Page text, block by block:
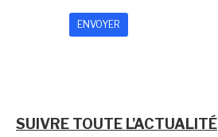
SUIVRE TOUTE L'ACTUALITÉ